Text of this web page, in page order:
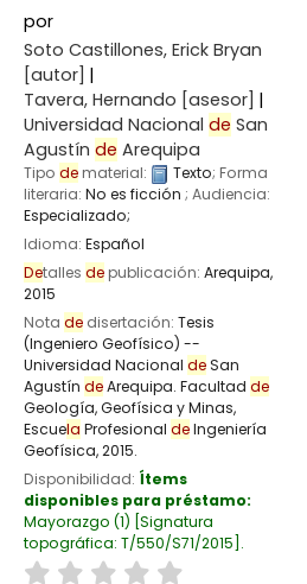
por
Soto Castillones, Erick Bryan
[autor]
Tavera, Hernando [asesor]
Universidad Nacional de San
Agustín de Arequipa
Tipo dematerial: Texto; Forma
literaria: No es ficción ; Audiencia:
Especializado;
Idioma: Español
Detalles depublicación: Arequipa,
2015
Nota dedisertación: Tesis
(Ingeniero Geofísico) --
Universidad Nacional deSan
Agustín deArequipa. Facultad de
Geología, Geofísica y Minas,
Escuela Profesional deIngeniería
Geofísica, 2015.
Disponibilidad: Ítems
disponibles para préstamo:
Mayorazgo (1) Signatura
topográfica: T/550/S71/2015 .